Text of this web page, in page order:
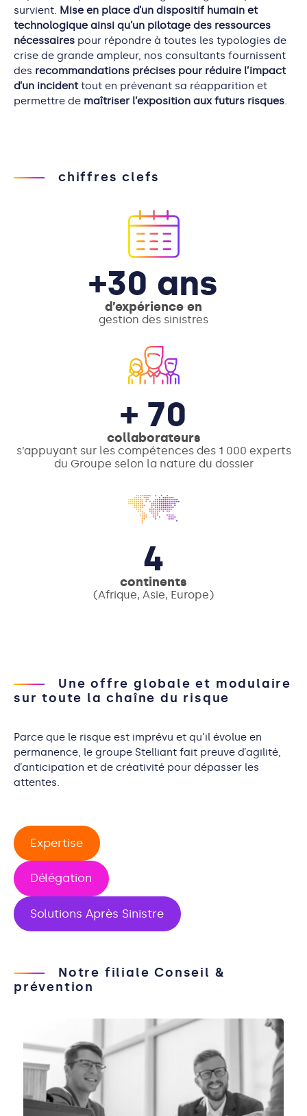
survient. Mise en place d’un dispositif humain et
technologique ainsi qu’un pilotage des ressources
nécessaires pour répondre à toutes les typologies de
crise de grande ampleur, nos consultants fournissent
des recommandations précises pour réduire l’impact
d’un incidenttout en prévenant sa réapparition et
permettre de maîtriser l’exposition aux futurs risques
chiffres clefs
+30 ans
d’expérience en
gestion des sinistres
+ 70
collaborateurs
s’appuyant sur les compétences des 1 000 experts
du Groupe selon la nature du dossier
4
continents
(Afrique, Asie, Europe)
Une offre globale et modulaire
sur toute la chaîne du risque
Parce que le risque est imprévu et qu’il évolue en
permanence, le groupe Stelliant fait preuve d’agilité,
d’anticipation et de créativité pour dépasser les
attentes.
Expertise
Délégation
Solutions Après Sinistre
Notre filiale Conseil &
prévention